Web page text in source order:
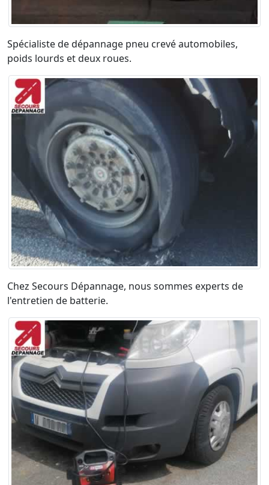
Spécialiste de dépannage pneu crevé automobiles,
poids lourds et deux roues.
Chez Secours Dépannage, nous sommes experts de
l'entretien de batterie.